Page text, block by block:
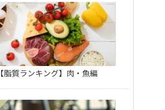
【脂質ランキング】肉・魚編